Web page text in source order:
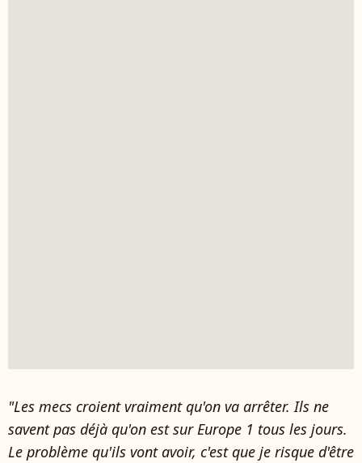
"Les mecs croient vraiment qu'on va arrêter. Ils ne
savent pas déjà qu'on est sur Europe 1 tous les jours.
Le problème qu'ils vont avoir, c'est que je risque d'être